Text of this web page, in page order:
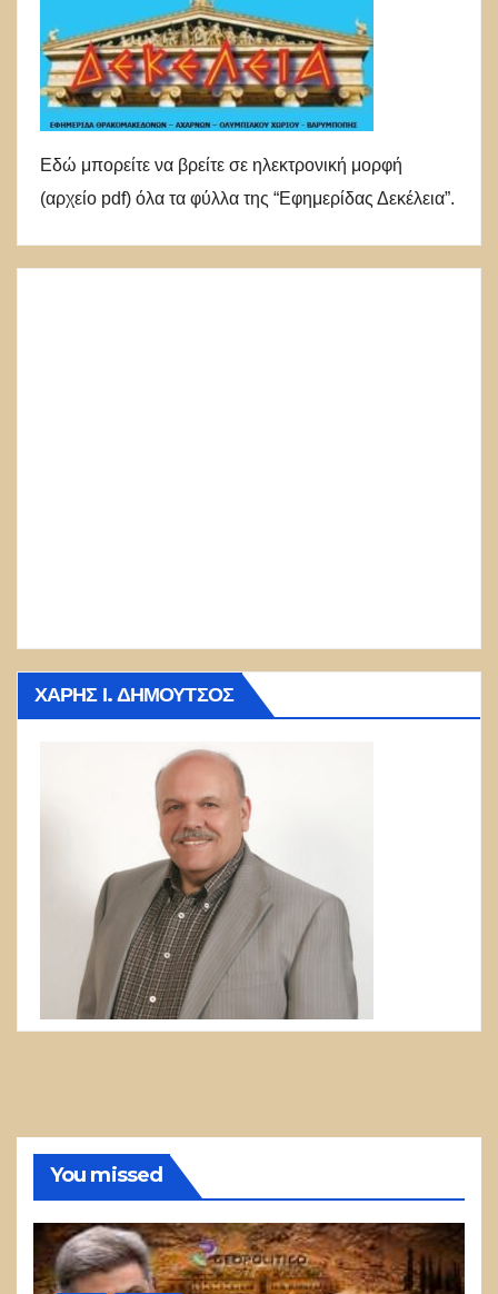
Εδώ μπορείτε να βρείτε σε ηλεκτρονική μορφή
(αρχείο pdf) όλα τα φύλλα της “Εφημερίδας Δεκέλεια”.
ΧΆΡΗΣ Ι. ΔΗΜΟΎΤΣΟΣ
You missed